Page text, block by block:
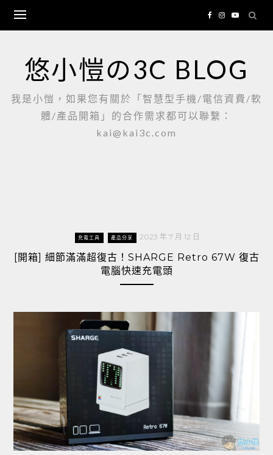
content
悠小愷の3C BLOG
我是小愷，如果您有關於「智慧型手機/電信資費/軟
體/產品開箱」的合作需求都可以聯繫：
kai@kai3c.com
充電工具 產品分享 2023 年 7 月 12 日
[開箱] 細節滿滿超復古！SHARGE Retro 67W 復古
電腦快速充電頭